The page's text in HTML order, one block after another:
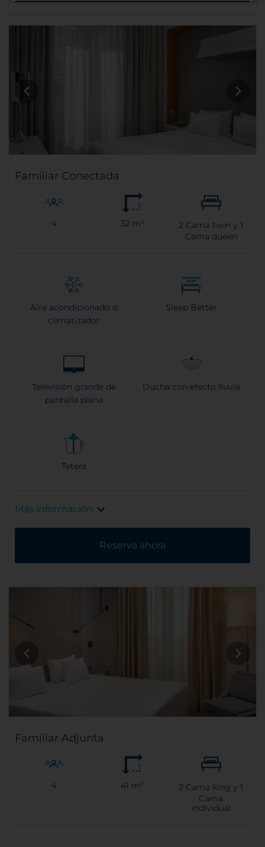
Familiar Conectada
4 32 m² 2 Cama twin y1
Cama queen
Aire acondicionado o
climatizador
Sleep Better
Televisión grande de
pantalla plana
Ducha con efecto lluvia
Tetera
Más información
Reserva ahora
Familiar Adjunta
4 41 m² 2 Cama king y1
Cama
individual